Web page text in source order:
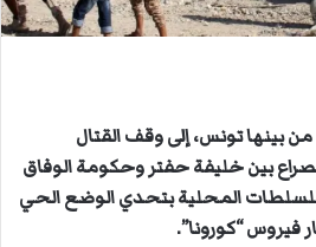
بينها تونس، إلى وقف القتال
بين خليفة حفتر وحكومة الوفاق
المحلية بتحدي الوضع الحي
فيروس “كورونا”.